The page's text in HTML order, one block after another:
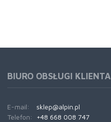
BIURO OBSŁUGI KLIENTA
E-mail:
sklep@alpin.pl
Telefon:
+48 668 008 747